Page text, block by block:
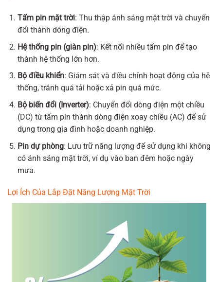
Tấm pin mặt trời: Thu thập ánh sáng mặt trời và chuyển
đổi thành dòng điện.
Hệ thống pin (giàn pin): Kết nối nhiều tấm pin để tạo
thành hệ thống lớn hơn.
Bộ điều khiển: Giám sát và điều chỉnh hoạt động của hệ
thống, tránh quá tải hoặc xả pin quá mức.
Bộ biến đổi (Inverter): Chuyển đổi dòng điện một chiều
(DC) từ tấm pin thành dòng điện xoay chiều (AC) để sử
dụng trong gia đình hoặc doanh nghiệp.
Pin dự phòng: Lưu trữ năng lượng để sử dụng khi không
có ánh sáng mặt trời, ví dụ vào ban đêm hoặc ngày
mưa.
Lợi Ích Của Lắp Đặt Năng Lượng Mặt Trời